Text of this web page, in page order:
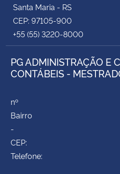
Santa Maria - RS
CEP: 97105-900
+55 (55) 3220-8000
PG ADMINISTRAÇÃO E
CONTÁBEIS -
nº
Bairro
-
CEP:
Telefone: